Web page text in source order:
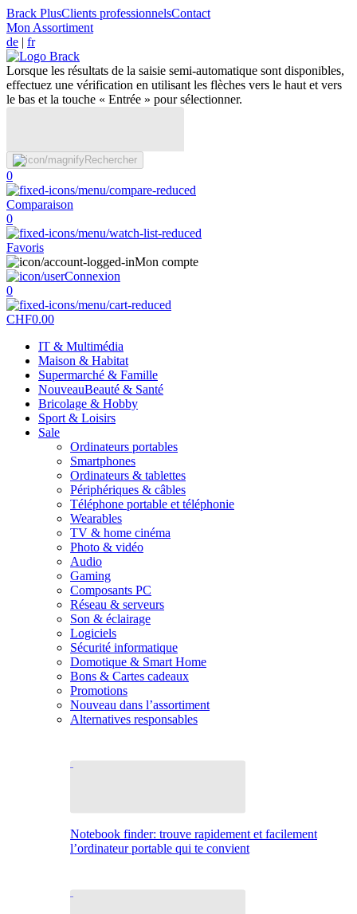
Brack PlusClients professionnelsContact
Mon Assortiment
de | fr
Lorsque les résultats de la saisie semi-automatique sont disponibles,
effectuez une vérification en utilisant les flèches vers le haut et vers
le bas et la touche « Entrée » pour sélectionner.
Rechercher
0
Comparaison
0
Favoris
Mon compte
Connexion
0
CHF0.00
IT & Multimédia
Maison & Habitat
Supermarché & Famille
NouveauBeauté & Santé
Bricolage & Hobby
Sport & Loisirs
Sale
Ordinateurs portables
Smartphones
Ordinateurs & tablettes
Périphériques & câbles
Téléphone portable et téléphonie
Wearables
TV & home cinéma
Photo & vidéo
Audio
Gaming
Composants PC
Réseau & serveurs
Son & éclairage
Logiciels
Sécurité informatique
Domotique & Smart Home
Bons & Cartes cadeaux
Promotions
Nouveau dans l’assortiment
Alternatives responsables
Notebook finder: trouve rapidement et facilement
l’ordinateur portable qui te convient